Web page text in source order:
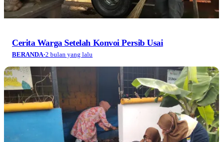
Cerita Warga Setelah Konvoi Persib Usai
BERANDA·2 bulan yang lalu